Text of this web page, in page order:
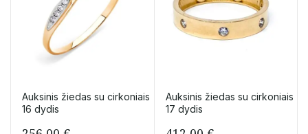
Auksinis žiedas su cirkoniais
16 dydis
Auksinis žiedas su cirkoniais
17 dydis